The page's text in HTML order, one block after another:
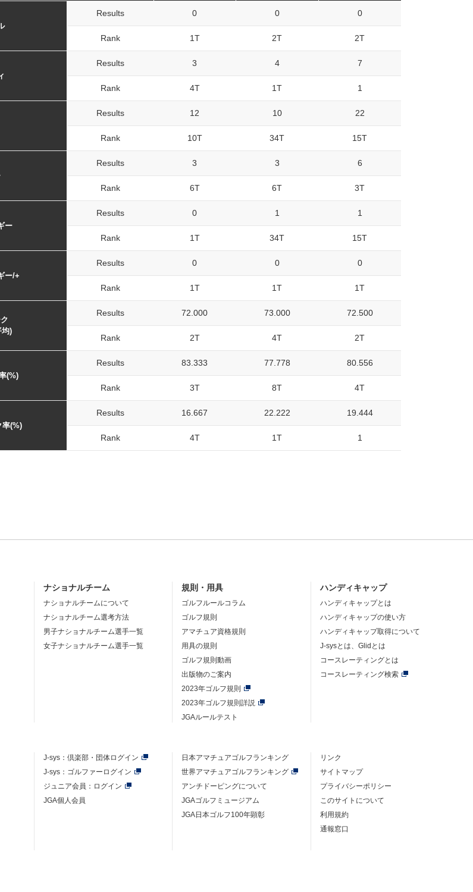
Results 0 0 0
Rank 1T 2T 2T
Results 3 4 7
Rank 4T 1T 1
Results 12 10 22
Rank 10T 34T 15T
Results 3 3 6
Rank 6T 6T 3T
ー
Results 0 1 1
Rank 1T 34T 15T
ー/+
Results 0 0 0
Rank 1T 1T 1T
均)
Results 72.000 73.000 72.500
Rank 2T 4T 2T
(%)
Results 83.333 77.778 80.556
Rank 3T 8T 4T
率(%)
Results 16.667 22.222 19.444
Rank 4T 1T 1
ナショナルチーム
ナショナルチームについて
ナショナルチーム選考方法
男子ナショナルチーム選手一覧
女子ナショナルチーム選手一覧
規則・用具
ゴルフルールコラム
ゴルフ規則
アマチュア資格規則
用具の規則
ゴルフ規則動画
出版物のご案内
2023年ゴルフ規則
2023年ゴルフ規則詳説
JGAルールテスト
ハンディキャップ
ハンディキャップとは
ハンディキャップの使い方
ハンディキャップ取得について
J-sysとは、Glidとは
コースレーティングとは
コースレーティング検索
J-sys： 倶楽部・団体ログイン
J-sys：ゴルファーログイン
ジュニア会員：ログイン
JGA個人会員
日本アマチュアゴルフランキング
世界アマチュアゴルフランキング
アンチドーピングについて
JGAゴルフミュージアム
JGA日本ゴルフ100年顕彰
リンク
サイトマップ
プライバシーポリシー
このサイトについて
利用規約
通報窓口